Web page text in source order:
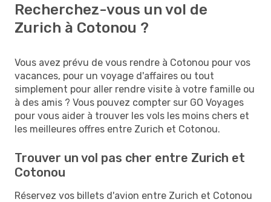
Recherchez-vous un vol de
Zurich à Cotonou ?
Vous avez prévu de vous rendre à Cotonou pour vos
vacances, pour un voyage d'affaires ou tout
simplement pour aller rendre visite à votre famille ou
à des amis ? Vous pouvez compter sur GO Voyages
pour vous aider à trouver les vols les moins chers et
les meilleures offres entre Zurich et Cotonou.
Trouver un vol pas cher entre Zurich et
Cotonou
Réservez vos billets d'avion entre Zurich et Cotonou